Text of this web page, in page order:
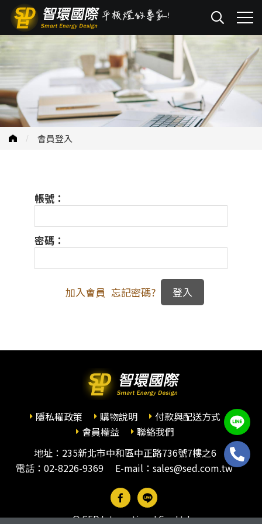
會員登入
帳號：
密碼：
加入會員 忘記密碼?
隱私權政策 購物說明
付款與配送方式
會員權益
聯絡我們
地址：235新北市中和區中正路736號7樓之6
電話： 02-8226-9369 E-mail：sales@sed.com.tw
© SED International Co., Ltd